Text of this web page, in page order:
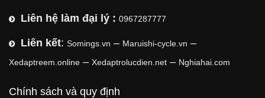
Liên hệ làm đại lý : 0967287777
Liên kết: Somings.vn – Maruishi-cycle.vn –
Xedaptreem.online – Xedaptrolucdien.net – Nghiahai.com
Chính sách và quy định